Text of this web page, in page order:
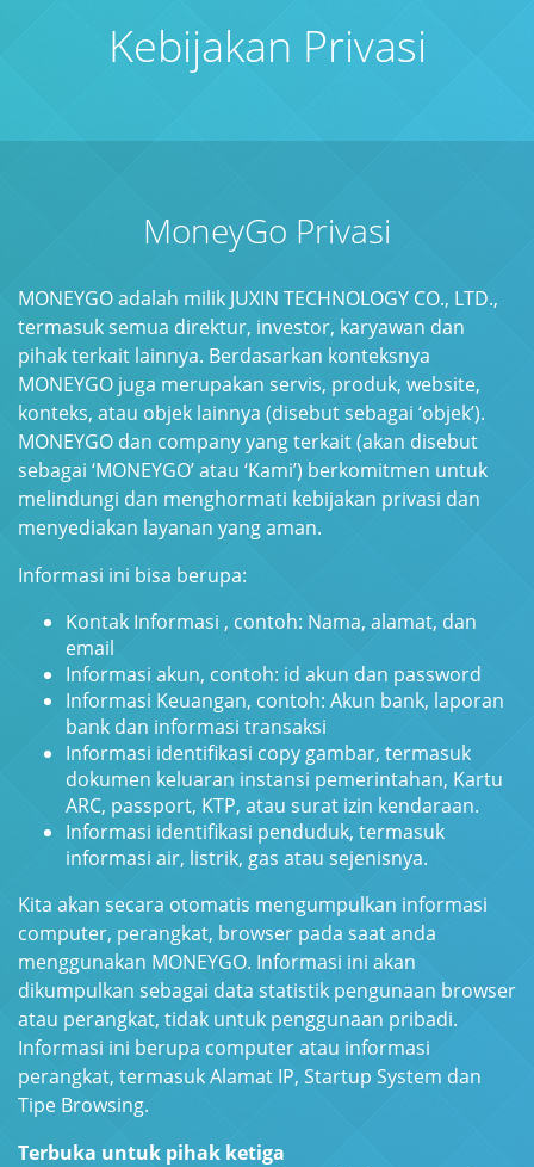
Kebijakan Privasi
MoneyGo Privasi
MONEYGO adalah milik JUXIN TECHNOLOGY CO., LTD.,
termasuk semua direktur, investor, karyawan dan
pihak terkait lainnya. Berdasarkan konteksnya
MONEYGO juga merupakan servis, produk, website,
konteks, atau objek lainnya (disebut sebagai ‘objek’).
MONEYGO dan company yang terkait (akan disebut
sebagai ‘MONEYGO’ atau ‘Kami’) berkomitmen untuk
melindungi dan menghormati kebijakan privasi dan
menyediakan layanan yang aman.
Informasi ini bisa berupa:
Kontak Informasi , contoh: Nama, alamat, dan
email
Informasi akun, contoh: id akun dan password
Informasi Keuangan, contoh: Akun bank, laporan
bank dan informasi transaksi
Informasi identifikasi copy gambar, termasuk
dokumen keluaran instansi pemerintahan, Kartu
ARC, passport, KTP, atau surat izin kendaraan.
Informasi identifikasi penduduk, termasuk
informasi air, listrik, gas atau sejenisnya.
Kita akan secara otomatis mengumpulkan informasi
computer, perangkat, browser pada saat anda
menggunakan MONEYGO. Informasi ini akan
dikumpulkan sebagai data statistik pengunaan browser
atau perangkat, tidak untuk penggunaan pribadi.
Informasi ini berupa computer atau informasi
perangkat, termasuk Alamat IP, Startup System dan
Tipe Browsing.
Terbuka untuk pihak ketiga